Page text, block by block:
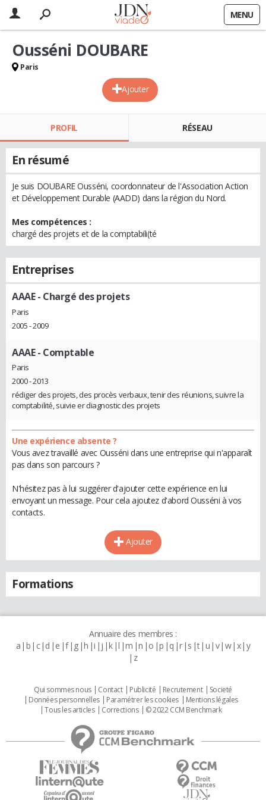
MENU
Ajouter
Ousséni DOUBARE
Paris
PROFIL RÉSEAU
En résumé
Je suis DOUBARE Ousséni, coordonnateur de l'Association Action
et Développement Durable (AADD) dans la région du Nord.
Mes compétences :
chargé des projets et de la comptabili(té
Entreprises
AAAE- Chargé des projets
Paris
2005 - 2009
AAAE- Comptable
Paris
2000 - 2013
rédiger des projets, des procès verbaux, tenir des réunions, suivre la
comptabilité, suivie er diagnostic des projets
Une expérience absente ?
Vous avez travaillé avec Ousséni dans une entreprise qui n'apparaît
pas dans son parcours ?
N'hésitez pas à lui suggérer d'ajouter cette expérience en lui
envoyant un message. Pour cela ajoutez d'abord Ousséni à vos
contacts.
Ajouter
Formations
Annuaire des membres :
a b c d e f g h i j k l m n o p q r s t u v w x y
z
Qui sommes nous Contact Publicité Recrutement
Societé
Données personnelles
Paramétrer les cookies
Mentions légales
Tous les articles
Corrections © 2022 CCM Benchmark